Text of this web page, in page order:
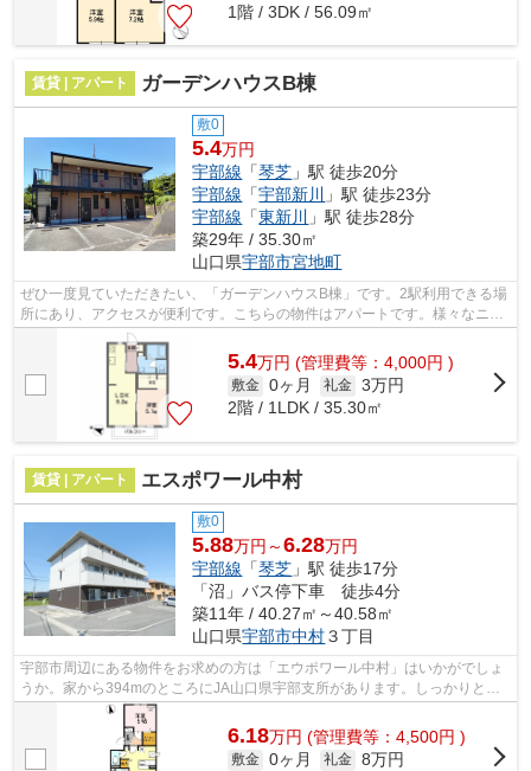
1階 / 3DK / 56.09㎡
賃貸 | アパート ガーデンハウスB棟
敷0
5.4万円
宇部線 「琴芝 」駅 徒歩20分
宇部線 「宇部新川
」駅 徒歩23分
宇部線 「東新川
」駅 徒歩28分
築29年 / 35.30㎡
山口県宇部市宮地町
ぜひ一度見ていただきたい、「ガーデンハウスB棟」です。2駅利用できる場
所にあり、アクセスが便利です。こちらの物件はアパートです。様々なニー
ズに合った物件を豊富に取り揃えてお...
5.4万円 (管理費等：4,000円 )
敷金 0ヶ月 礼金 3万円
2階 / 1LDK / 35.30㎡
賃貸 | アパート エスポワール中村
敷0
5.88万円～6.28万円
宇部線 「琴芝 」駅 徒歩17分
「沼」バス停下車 徒歩4分
築11年 / 40.27㎡～40.58㎡
山口県宇部市中村３丁目
宇部市周辺にある物件をお求めの方は「エウポワール中村」はいかがでしょ
うか。家から394mのところにJA山口県宇部支所があります。しっかりとし
た造りが自慢の築8年のアパート。こちら...
6.18万円 (管理費等：4,500円 )
敷金 0ヶ月 礼金 8万円